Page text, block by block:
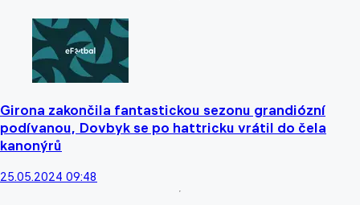
Girona zakončila fantastickou sezonu grandiózní
podívanou, Dovbyk se po hattricku vrátil do čela
kanonýrů
25.05.2024 09:48